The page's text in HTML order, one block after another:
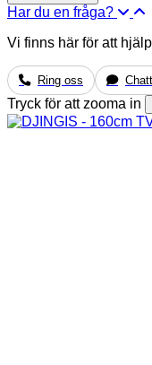
Har du en fråga?
Vi finns här för att
Ring oss
Tryck för att zooma in